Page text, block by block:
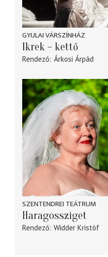
GYULAI VÁRSZÍNHÁZ
Ikrek – kettő
Rendező Árkosi Árpád
SZENTENDREI TEÁTRUM
Haragossziget
Rendező Widder Kristóf